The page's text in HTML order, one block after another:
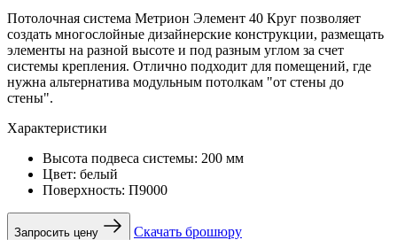
Потолочная система Метрион Элемент 40 Круг позволяет
создать многослойные дизайнерские конструкции, размещать
элементы на разной высоте и под разным углом за счет
системы крепления. Отлично подходит для помещений, где
нужна альтернатива модульным потолкам "от стены до
стены".
Характеристики
Высота подвеса системы: 200 мм
Цвет: белый
Поверхность: П9000
Запросить цену Скачать брошюру